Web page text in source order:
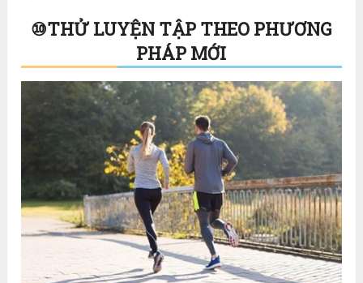
⑩THỬ LUYỆN TẬP THEO PHƯƠNG
PHÁP MỚI